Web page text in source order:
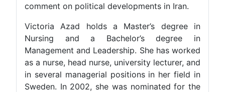
comment on political developments in Iran.
Victoria Azad holds a Master’s degree in
Nursing and a Bachelor’s degree in
Management and Leadership. She has worked
as a nurse, head nurse, university lecturer, and
in several managerial positions in her field in
Sweden. In 2002, she was nominated for the